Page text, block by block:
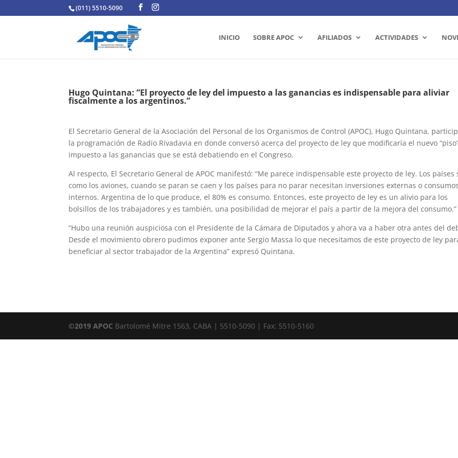
(011) 5510-5090
INICIO SOBRE APOC AFILIADOS ACTIVIDADES
Hugo Quintana: ”El proyecto de ley del impuesto a las ganancias es indispensable para aliviar
fiscalmente a los argentinos.”
El Secretario General de la Asociación del Personal de los Organismos de Control (APOC), Hugo Quintana,
la programación de Radio Rivadavia en donde conversó acerca del proyecto de ley que modificaría el nuevo
impuesto a las ganancias que se está debatiendo en el Congreso.
Al respecto, El Secretario General de APOC manifestó: “Me parece indispensable este proyecto de ley. Los países
como los aviones, cuando se paran se caen y los países para no parar necesitan inversiones externas o
internos. Argentina de lo que produce, el 80% es consumo. Entonces, este proyecto de ley es un alivio para los
bolsillos de los trabajadores y es también, una posibilidad de mejorar el país a partir de la mejora del consumo.”
“Hubo una reunión auspiciosa con el Presidente de la Cámara de Diputados y ahora va a haber otra antes del
Desde el movimiento obrero pudimos exponer ante Sergio Massa lo que necesitamos de este proyecto de ley
beneficiar al sector trabajador de la Argentina” expresó Quintana.
©2019 APOC Bartolomé Mitre 1563, CABA | 5510-5090 | Fax: 5510-5160